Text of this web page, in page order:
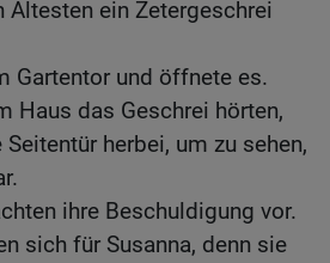
Ältesten ein Zetergeschrei
Gartentor und öffnete es.
Haus das Geschrei hörten,
herbei, um zu sehen,
ihre Beschuldigung vor.
sich für Susanna, denn sie